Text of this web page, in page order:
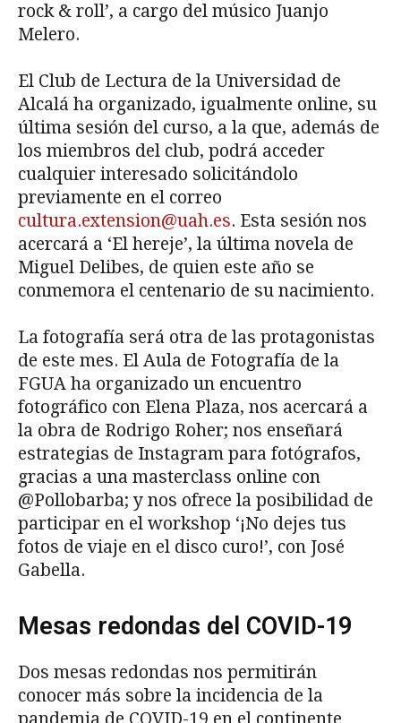
rock & roll’, a cargo del músico Juanjo
Melero.
El Club de Lectura de la Universidad de
Alcalá ha organizado, igualmente online, su
última sesión del curso, a la que, además de
los miembros del club, podrá acceder
cualquier interesado solicitándolo
previamente en el correo
cultura.extension@uah.es. Esta sesión nos
acercará a ‘El hereje’, la última novela de
Miguel Delibes, de quien este año se
conmemora el centenario de su nacimiento.
La fotografía será otra de las protagonistas
de este mes. El Aula de Fotografía de la
FGUA ha organizado un encuentro
fotográfico con Elena Plaza, nos acercará a
la obra de Rodrigo Roher; nos enseñará
estrategias de Instagram para fotógrafos,
gracias a una masterclass online con
@Pollobarba; y nos ofrece la posibilidad de
participar en el workshop ‘¡No dejes tus
fotos de viaje en el disco curo!’, con José
Gabella.
Mesas redondas del COVID-19
Dos mesas redondas nos permitirán
conocer más sobre la incidencia de la